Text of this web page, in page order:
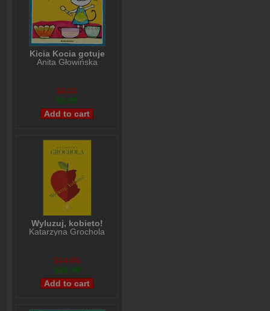
Kicia Kocia gotuje
Anita Głowińska
$8,00
$5,99
Wyluzuj, kobieto!
Katarzyna Grochola
$24,99
$19,99